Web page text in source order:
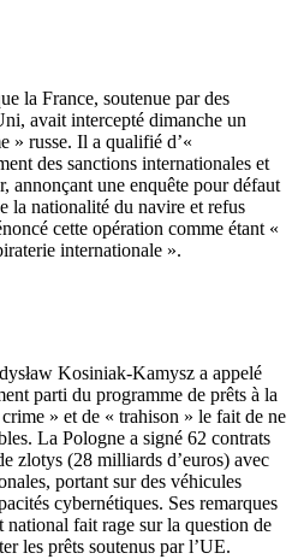
la France, soutenue par des
avait intercepté dimanche un
» russe. Il a qualifié d’«
des sanctions internationales et
annonçant une enquête pour défaut
la nationalité du navire et refus
cette opération comme étant «
internationale ».
Kosiniak-Kamysz a appelé
parti du programme de prêts à la
» et de « trahison » le fait de ne
La Pologne a signé 62 contrats
zlotys (28 milliards d’euros) avec
portant sur des véhicules
cybernétiques. Ses remarques
national fait rage sur la question de
les prêts soutenus par l’UE.